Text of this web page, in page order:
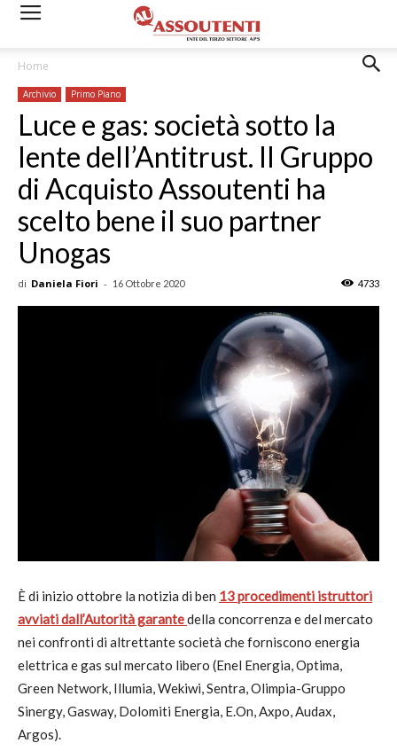
Home
Archivio Primo Piano
Luce e gas: società sotto la
lente dell’Antitrust. Il Gruppo
di Acquisto Assoutenti ha
scelto bene il suo partner
Unogas
di Daniela Fiori - 16 Ottobre 2020 4733
È di inizio ottobre la notizia di ben 13 procedimenti istruttori
avviati dall’Autorità garantedella concorrenza e del mercato
nei confronti di altrettante società che forniscono energia
elettrica e gas sul mercato libero (Enel Energia, Optima,
Green Network, Illumia, Wekiwi, Sentra, Olimpia-Gruppo
Sinergy, Gasway, Dolomiti Energia, E.On, Axpo, Audax,
Argos).